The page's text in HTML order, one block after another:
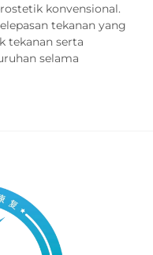
konvensional.
tekanan yang
tekanan serta
selama